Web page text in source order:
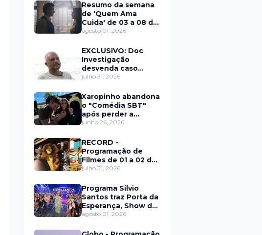
Resumo da semana
de 'Quem Ama
Cuida' de 03 a 08 de
agosto
agosto 01, 2026
EXCLUSIVO: Doc
Investigação
desvenda caso
Eduardo Martins e
trás de fraude
internacional
julho 31, 2026
Xaropinho abandona
o "Comédia SBT"
após perder a
paciência com Sarro
junho 26, 2026
RECORD -
Programação de
Filmes de 01 a 02 de
agosto
julho 31, 2026
Programa Silvio
Santos traz Porta da
Esperança, Show de
Calouros e Qual é a
domingo (2)
agosto 01, 2026